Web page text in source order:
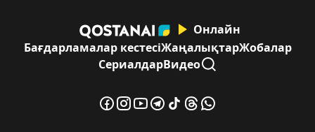
Онлайн
Бағдарламалар кестесіЖаңалықтарЖобалар
СериалдарВидео